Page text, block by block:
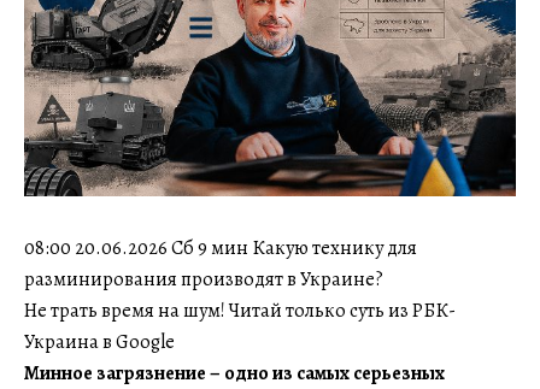
08:00 20.06.2026 Сб 9 мин Какую технику для
разминирования производят в Украине?
Не трать время на шум! Читай только суть из РБК-
Украина в Google
Минное загрязнение – одно из самых серьезных